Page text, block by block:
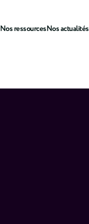
Nos ressourcesNos actualités